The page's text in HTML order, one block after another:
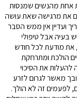
אחת מהנשים שמנסות
את מרגישה שאת עושה
ועדיין אין ממש הסבר
בעיה אבל טיפולי
את מודעת לכל חודש
הולכת ומתרחקת
את הסיכוי
מאשר לגרום לזרע
לפעמים זה לא הולך.